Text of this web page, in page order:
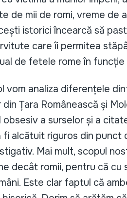
de mii de romi, vreme
istorici încearcă să
care îi permitea
de fetele rome în funcție
vom analiza diferențele
din Țara Românească și
obsesiv a surselor și a
alcătuit riguros din punct
Mai mult, scopul
decât romii, pentru că cu
Este clar faptul că